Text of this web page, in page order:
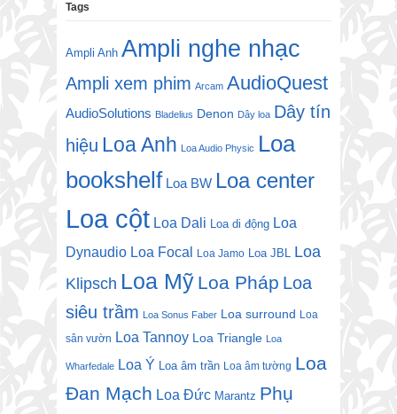
Tags
Ampli Anh Ampli nghe nhạc
Ampli xem phim Arcam AudioQuest
AudioSolutions Bladelius Denon Dây loa Dây tín
hiệu Loa Anh Loa Audio Physic Loa
bookshelf Loa BW Loa center
Loa cột Loa Dali Loa di động Loa
Dynaudio Loa Focal Loa Jamo Loa JBL Loa
Klipsch Loa Mỹ Loa Pháp Loa
siêu trầm
Loa Sonus Faber Loa surround Loa
sân vườn Loa Tannoy Loa Triangle Loa
Wharfedale Loa Ý Loa âm trần Loa âm tường Loa
Đan Mạch Loa Đức Marantz Phụ